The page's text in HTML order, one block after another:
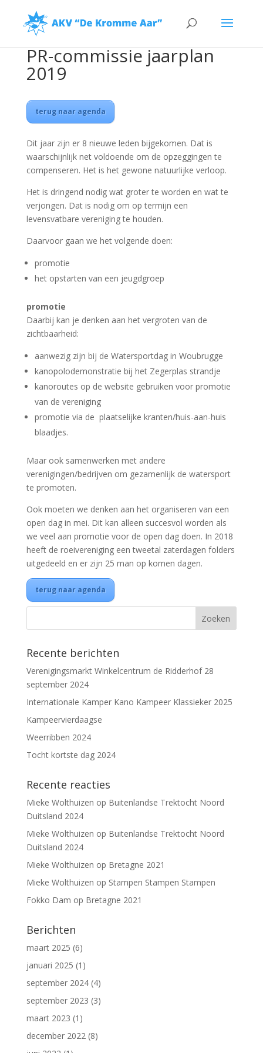
PR-commissie jaarplan
2019
terug naar agenda
Dit jaar zijn er 8 nieuwe leden bijgekomen. Dat is
waarschijnlijk net voldoende om de opzeggingen te
compenseren. Het is het gewone natuurlijke verloop.
Het is dringend nodig wat groter te worden en wat te
verjongen. Dat is nodig om op termijn een
levensvatbare vereniging te houden.
Daarvoor gaan we het volgende doen:
promotie
het opstarten van een jeugdgroep
promotie
Daarbij kan je denken aan het vergroten van de
zichtbaarheid:
aanwezig zijn bij de Watersportdag in Woubrugge
kanopolodemonstratie bij het Zegerplas strandje
kanoroutes op de website gebruiken voor promotie
van de vereniging
promotie via de plaatselijke kranten/huis-aan-huis
blaadjes.
Maar ook samenwerken met andere
verenigingen/bedrijven om gezamenlijk de watersport
te promoten.
Ook moeten we denken aan het organiseren van een
open dag in mei. Dit kan alleen succesvol worden als
we veel aan promotie voor de open dag doen. In 2018
heeft de roeivereniging een tweetal zaterdagen folders
uitgedeeld en er zijn 25 man op komen dagen.
terug naar agenda
Recente berichten
Verenigingsmarkt Winkelcentrum de Ridderhof 28
september 2024
Internationale Kamper Kano Kampeer Klassieker 2025
Kampeervierdaagse
Weerribben 2024
Tocht kortste dag 2024
Recente reacties
Mieke Wolthuizen op Buitenlandse Trektocht Noord
Duitsland 2024
Mieke Wolthuizen op Buitenlandse Trektocht Noord
Duitsland 2024
Mieke Wolthuizen op Bretagne 2021
Mieke Wolthuizen op Stampen Stampen Stampen
Fokko Dam op Bretagne 2021
Berichten
maart 2025 (6)
januari 2025 (1)
september 2024(4)
september 2023 (3)
maart 2023 (1)
december 2022(8)